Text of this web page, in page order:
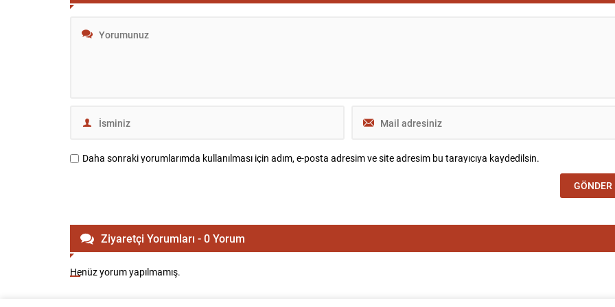
Daha sonraki yorumlarımda kullanılması için adım, e-posta adresim ve site adresim bu tarayıcıya kaydedilsin.
Ziyaretçi Yorumları - 0 Yorum
Henüz yorum yapılmamış.